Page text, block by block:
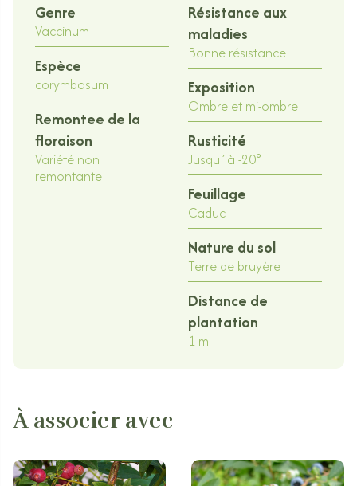
Genre
Vaccinum
Espèce
corymbosum
Remontee de la
floraison
Variété non
remontante
Résistance aux
maladies
Bonne résistance
Exposition
Ombre et mi-ombre
Rusticité
Jusqu´à -20°
Feuillage
Caduc
Nature du sol
Terre de bruyère
Distance de
plantation
1 m
À associer avec